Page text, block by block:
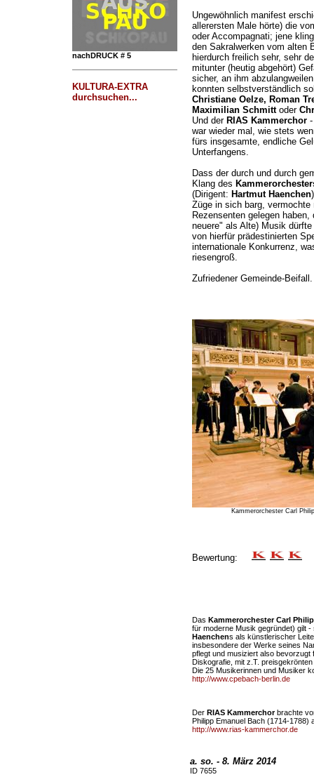
nachDRUCK # 5
KULTURA-EXTRA
durchsuchen...
Ungewöhnlich manifest
allerersten Male hörte) die
oder Accompagnati; jene
den Sakralwerken vom alten
hierdurch freilich sehr, sehr
mitunter (heutig abgehört)
sicher, an ihm
konnten selbstverständlich
Christiane Oelze, Roman
Maximilian Schmittoder
Und der RIAS Kammerchor-
war wieder mal, wie stets
fürs insgesamte, endliche
Unterfangens.
Dass der durch und durch
Klang des
(Dirigent: Hartmut Haenchen
Züge in sich barg, vermochte
Rezensenten gelegen
neuere" als Alte) Musik
von hierfür prädestinierten
internationale Konkurrenz,
riesengroß.
Zufriedener Gemeinde-Beifall.
Kammerorchester Carl
Bewertung:
Das Kammerorchester Carl
für moderne Musik gegründet) gilt
Haenchens als künstlerischer
insbesondere der Werke seines
pflegt und musiziert also
Diskografie, mit z.T.
Die 25 Musikerinnen und Musiker
http://www.cpebach-berlin.de
Der RIAS Kammerchorbrachte
Philipp Emanuel Bach (1714-
http://www.rias-kammerchor.de
a. so. - 8. März 2014
ID 7655